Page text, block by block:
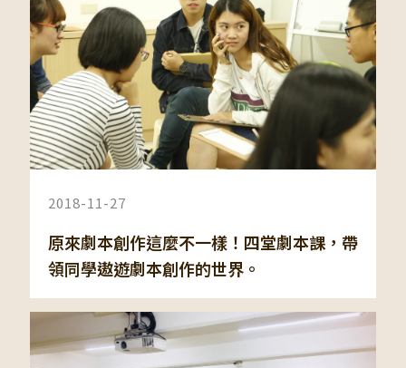
2018-11-27
原來劇本創作這麼不一樣！四堂劇本課，帶
領同學遨遊劇本創作的世界。